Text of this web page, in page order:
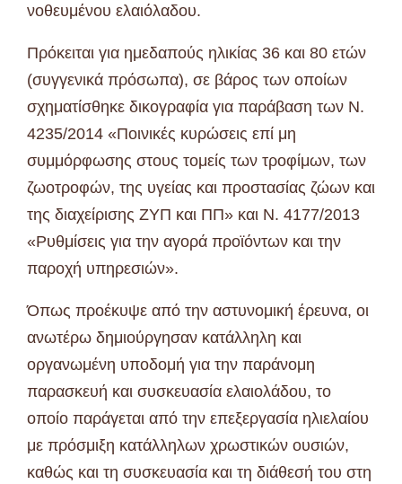
νοθευμένου ελαιόλαδου.
Πρόκειται για ημεδαπούς ηλικίας 36 και 80 ετών
(συγγενικά πρόσωπα), σε βάρος των οποίων
σχηματίσθηκε δικογραφία για παράβαση των Ν.
4235/2014 «Ποινικές κυρώσεις επί μη
συμμόρφωσης στους τομείς των τροφίμων, των
ζωοτροφών, της υγείας και προστασίας ζώων και
της διαχείρισης ΖΥΠ και ΠΠ» και Ν. 4177/2013
«Ρυθμίσεις για την αγορά προϊόντων και την
παροχή υπηρεσιών».
Όπως προέκυψε από την αστυνομική έρευνα, οι
ανωτέρω δημιούργησαν κατάλληλη και
οργανωμένη υποδομή για την παράνομη
παρασκευή και συσκευασία ελαιολάδου, το
οποίο παράγεται από την επεξεργασία ηλιελαίου
με πρόσμιξη κατάλληλων χρωστικών ουσιών,
καθώς και τη συσκευασία και τη διάθεσή του στη